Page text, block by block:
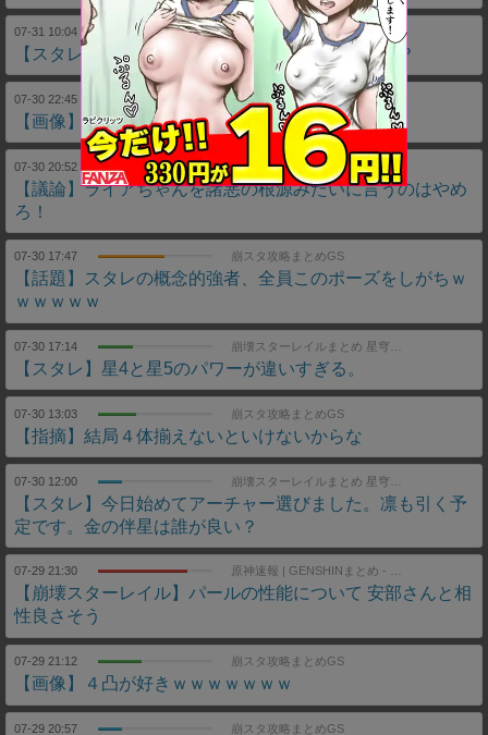
07-31 10:04 崩壊スターレイルまとめ 星穹列車速報
【スタレ】結局、銀狼と緋英はどっちが強かった？
07-30 22:45 崩スタ攻略まとめGS
【画像】人の心がない光円錐…
07-30 20:52 崩スタ攻略まとめGS
【議論】ライアちゃんを諸悪の根源みたいに言うのはやめ
ろ！
07-30 17:47 崩スタ攻略まとめGS
【話題】スタレの概念的強者、全員このポーズをしがちｗ
ｗｗｗｗｗ
07-30 17:14
【スタレ】星4と星5のパワーが違いすぎる。
07-30 13:03 崩スタ攻略まとめGS
【指摘】結局４体揃えないといけないからな
07-30 12:00
【スタレ】今日始めてアーチャー選びました。凛も引く予
定です。金の伴星は誰が良い？
07-29 21:30 原神速報 | GENSHINまとめ - 崩壊スターレイル(スタレ)まとめ
【崩壊スターレイル】パールの性能について 安部さんと相
性良さそう
07-29 21:12 崩スタ攻略まとめGS
【画像】４凸が好きｗｗｗｗｗｗｗ
07-29 20:57 崩スタ攻略まとめGS